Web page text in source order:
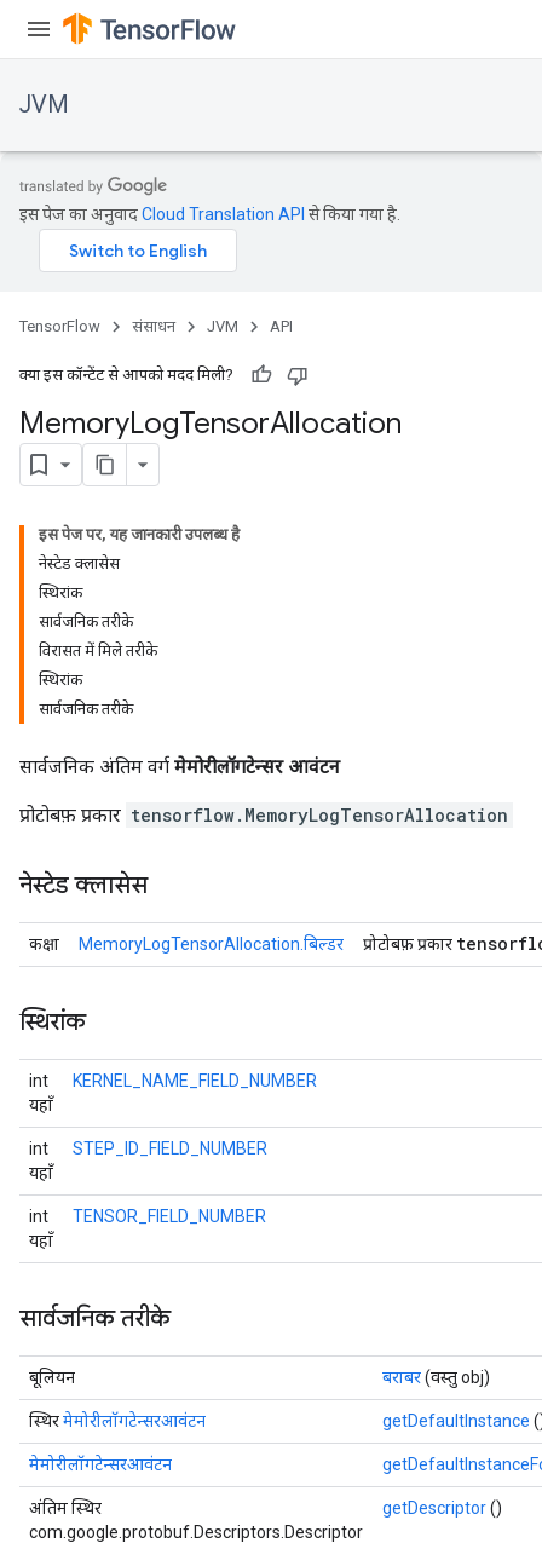
JVM
इस पेज का अनुवादCloud Translation API से किया गया है.
TensorFlow संसाधन JVM API
क्या इस कॉन्टेंट से आपको मदद मिली?
MemoryLogTensorAllocation
इस पेज पर, यह जानकारी उपलब्ध है
नेस्टेड क्लासेस
स्थिरांक
सार्वजनिक तरीके
विरासत में मिले तरीके
स्थिरांक
सार्वजनिक तरीके
सार्वजनिक अंतिम वर्ग मेमोरीलॉगटेन्सर आवंटन
प्रोटोबफ़ प्रकार tensorflow.MemoryLogTensorAllocation
नेस्टेड क्लासेस
कक्षा MemoryLogTensorAllocation.बिल्डर प्रोटोबफ़ प्रकार
स्थिरांक
int
यहाँ
KERNEL_NAME_FIELD_NUMBER
int
यहाँ
STEP_ID_FIELD_NUMBER
int
यहाँ
TENSOR_FIELD_NUMBER
सार्वजनिक तरीके
बूलियन बराबर(वस्तु obj)
स्थिरमेमोरीलॉगटेन्सरआवंटन getDefaultInstance
मेमोरीलॉगटेन्सरआवंटन
अंतिम स्थिर
com.google.protobuf.Descriptors.Descriptor
getDescriptor()